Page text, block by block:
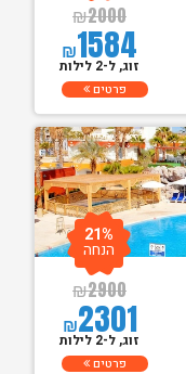
₪2000
₪1584
זוג, ל-2 לילות
פרטים
₪2900
₪2301
21%
הנחה
זוג, ל-2 לילות
פרטים